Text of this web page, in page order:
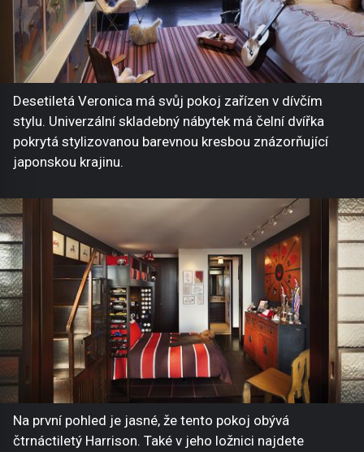
Desetiletá Veronica má svůj pokoj zařízen v dívčím
stylu. Univerzální skladebný nábytek má čelní dvířka
pokrytá stylizovanou barevnou kresbou znázorňující
japonskou krajinu.
Na první pohled je jasné, že tento pokoj obývá
čtrnáctiletý Harrison. Také v jeho ložnici najdete